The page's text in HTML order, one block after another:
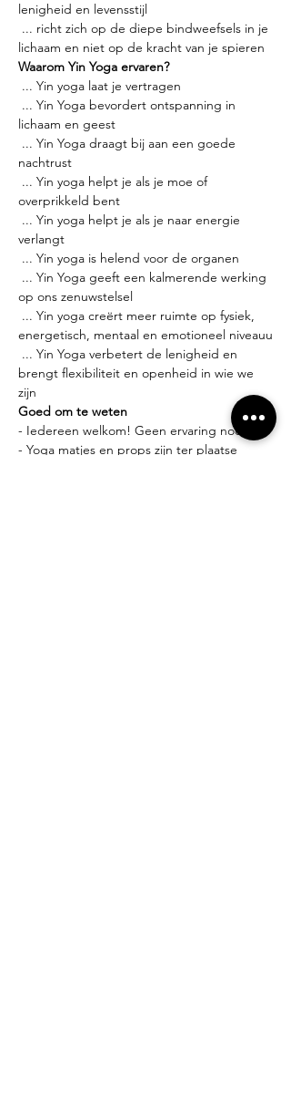
lenigheid en levensstijl
... richt zich op de diepe bindweefsels in je
lichaam en niet op de kracht van je spieren
Waarom Yin Yoga ervaren?
... Yin yoga laat je vertragen
... Yin Yoga bevordert ontspanning in
lichaam en geest
... Yin Yoga draagt bij aan een goede
nachtrust
... Yin yoga helpt je als je moe of
overprikkeld bent
... Yin yoga helpt je als je naar energie
verlangt
... Yin yoga is helend voor de organen
... Yin Yoga geeft een kalmerende werking
op ons zenuwstelsel
... Yin yoga creërt meer ruimte op fysiek,
energetisch, mentaal en emotioneel niveauu
... Yin Yoga verbetert de lenigheid en
brengt flexibiliteit en openheid in wie we
zijn
Goed om te weten
- Iedereen welkom! Geen ervaring nodig.
- Yoga matjes en props zijn ter plaatse